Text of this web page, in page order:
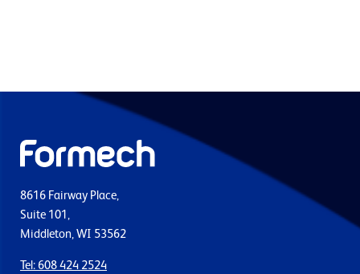
8616 Fairway Place,
Suite 101,
Middleton, WI 53562
Tel: 608 424 2524